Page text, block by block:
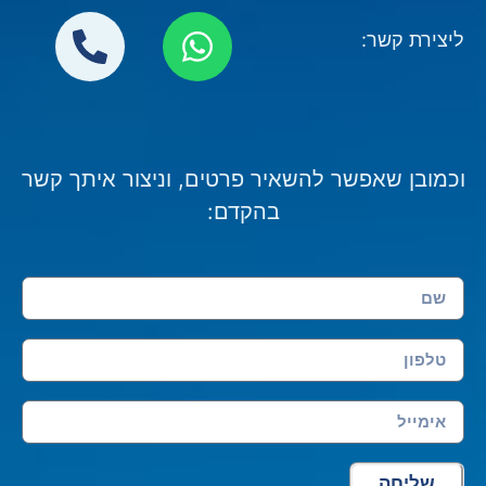
ליצירת קשר:
וכמובן שאפשר להשאיר פרטים, וניצור איתך קשר
בהקדם: